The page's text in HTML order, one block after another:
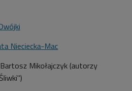
Nieciecka-Mac
Mikołajczyk (autorzy
)